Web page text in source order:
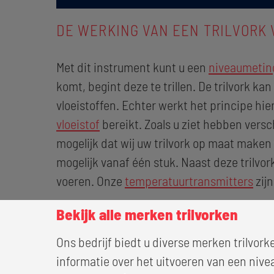
DE WERKING VAN EEN TRILVORK
Met dit instrument kunt u een
komt, begint deze te trillen. De trilvork
vloeistoffen. Echter werkt het principe
vloeistof bereikt. Zoals u ziet hebben
mogelijk dat wij uw trilvork op maat
mogelijk vanaf één stuk. Naast deze
voeren. Onze temperatuurtransmitters
Bekijk alle merken trilvorken
Ons bedrijf biedt u diverse merken
informatie over het uitvoeren van een